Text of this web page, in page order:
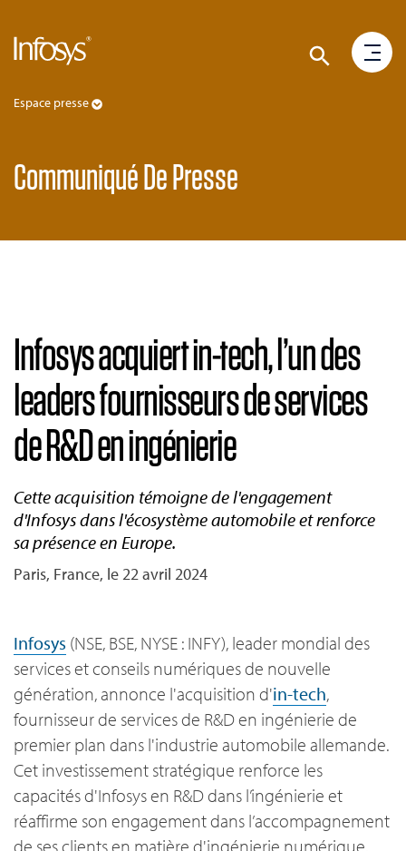
Espace presse
Communiqué De Presse
Infosys acquiert in-tech, l’un des
leaders fournisseurs de services
de R&D en ingénierie
Cette acquisition témoigne de l'engagement
d'Infosys dans l'écosystème automobile et renforce
sa présence en Europe.
Paris, France, le 22 avril 2024
Infosys (NSE, BSE, NYSE : INFY), leader mondial des
services et conseils numériques de nouvelle
génération, annonce l'acquisition d'in-tech,
fournisseur de services de R&D en ingénierie de
premier plan dans l'industrie automobile allemande.
Cet investissement stratégique renforce les
capacités d'Infosys en R&D dans l’ingénierie et
réaffirme son engagement dans l’accompagnement
de ses clients en matière d'ingénierie numérique.